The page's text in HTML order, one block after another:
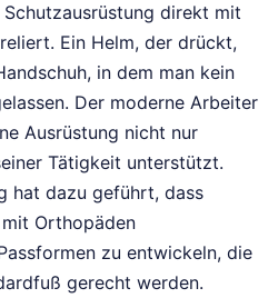
direkt mit
Ein Helm, der drückt,
in dem man kein
Der moderne Arbeiter
Ausrüstung nicht nur
Tätigkeit unterstützt.
hat dazu geführt, dass
Orthopäden
zu entwickeln, die
gerecht werden.